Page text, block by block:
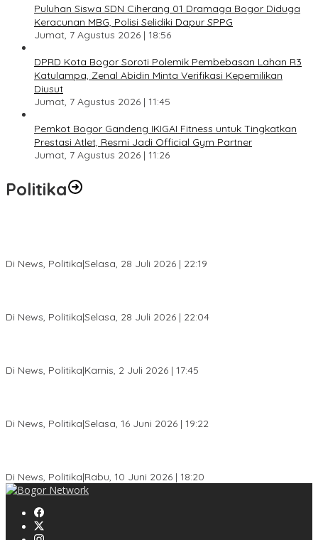
Puluhan Siswa SDN Ciherang 01 Dramaga Bogor Diduga
Keracunan MBG, Polisi Selidiki Dapur SPPG
Jumat, 7 Agustus 2026 | 18:56
DPRD Kota Bogor Soroti Polemik Pembebasan Lahan R3
Katulampa, Zenal Abidin Minta Verifikasi Kepemilikan
Diusut
Jumat, 7 Agustus 2026 | 11:45
Pemkot Bogor Gandeng IKIGAI Fitness untuk Tingkatkan
Prestasi Atlet, Resmi Jadi Official Gym Partner
Jumat, 7 Agustus 2026 | 11:26
Politika
Di News, Politika|Selasa, 28 Juli 2026 | 22:19
Di News, Politika|Selasa, 28 Juli 2026 | 22:04
Di News, Politika|Kamis, 2 Juli 2026 | 17:45
Di News, Politika|Selasa, 16 Juni 2026 | 19:22
Di News, Politika|Rabu, 10 Juni 2026 | 18:20